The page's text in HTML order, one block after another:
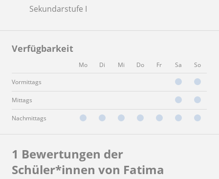
Sekundarstufe I
Verfügbarkeit
Mo Di Mi Do Fr Sa So
Vormittags
Mittags
Nachmittags
1 Bewertungen der
Schüler*innen von Fatima